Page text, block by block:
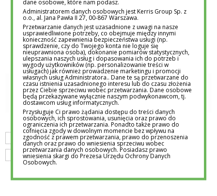
1 2 3 4 »
REDAKCJA EDUTORIAL.PL
ROZWÓJ WOLONTARIAT WOLONTARIAT I PODRÓŻE
WYWIAD
dane osobowe, które nam podasz.
Administratorem danych osobowych jest Kerris Group Sp. z
o.o., al. Jana Pawła II 27, 00-867 Warszawa.
Przetwarzanie danych jest uzasadnione z uwagi na nasze
usprawiedliwione potrzeby, co obejmuje między innymi
konieczność zapewnienia bezpieczeństwa usługi (np.
sprawdzenie, czy do Twojego konta nie loguje się
nieuprawniona osoba), dokonanie pomiarów statystycznych,
ulepszania naszych usług i dopasowania ich do potrzeb i
wygody użytkowników (np. personalizowanie treści w
usługach) jak również prowadzenie marketingu i promocji
własnych usług Administratora.. Dane te są przetwarzane do
czasu istnienia uzasadnionego interesu lub do czasu złożenia
przez Ciebie sprzeciwu wobec przetwarzania. Dane osobowe
będą przekazywane wyłącznie naszym podwykonawcom, tj.
dostawcom usług informatycznych.
Przysługuje Ci prawo żądania dostępu do treści danych
osobowych, ich sprostowania, usunięcia oraz prawo do
ograniczenia ich przetwarzania. Ponadto także prawo do
cofnięcia zgody w dowolnym momencie bez wpływu na
zgodność z prawem przetwarzania, prawo do przenoszenia
danych oraz prawo do wniesienia sprzeciwu wobec
przetwarzania danych osobowych. Posiadasz prawo
wniesienia skargi do Prezesa Urzędu Ochrony Danych
Osobowych.